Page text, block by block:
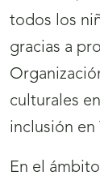
todos los
gracias a
culturales
inclusión en
En el